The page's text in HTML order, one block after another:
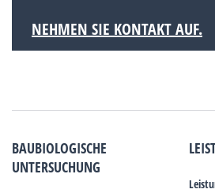
NEHMEN SIE KONTAKT AUF.
BAUBIOLOGISCHE
UNTERSUCHUNG